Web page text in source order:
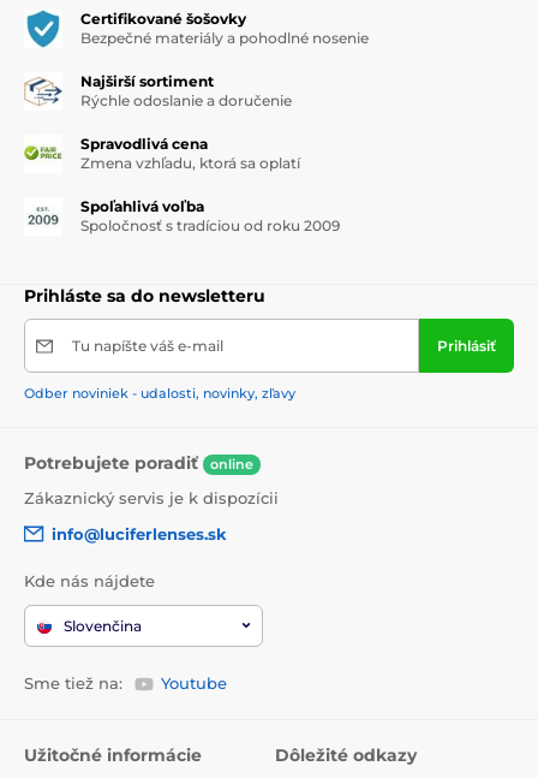
Certifikované šošovky
Bezpečné materiály a pohodlné nosenie
Najširší sortiment
Rýchle odoslanie a doručenie
Spravodlivá cena
Zmena vzhľadu, ktorá sa oplatí
Spoľahlivá voľba
Spoločnosť s tradíciou od roku 2009
Prihláste sa do newsletteru
Tu napíšte váš e-mail Prihlásiť
Odber noviniek - udalosti, novinky, zľavy
Potrebujete poradiť online
Zákaznický servis je k dispozícii
info@luciferlenses.sk
Kde nás nájdete
Slovenčina
Sme tiež na: Youtube
Užitočné informácie Dôležité odkazy